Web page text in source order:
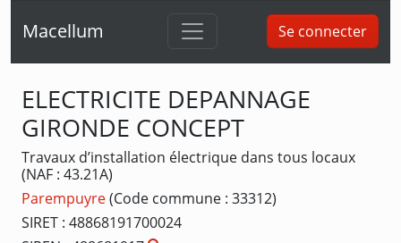
Macellum Se connecter
ELECTRICITE DEPANNAGE
GIRONDE CONCEPT
Travaux d’installation électrique dans tous locaux
(NAF : 43.21A)
Parempuyre(Code commune : 33312)
SIRET : 48868191700024